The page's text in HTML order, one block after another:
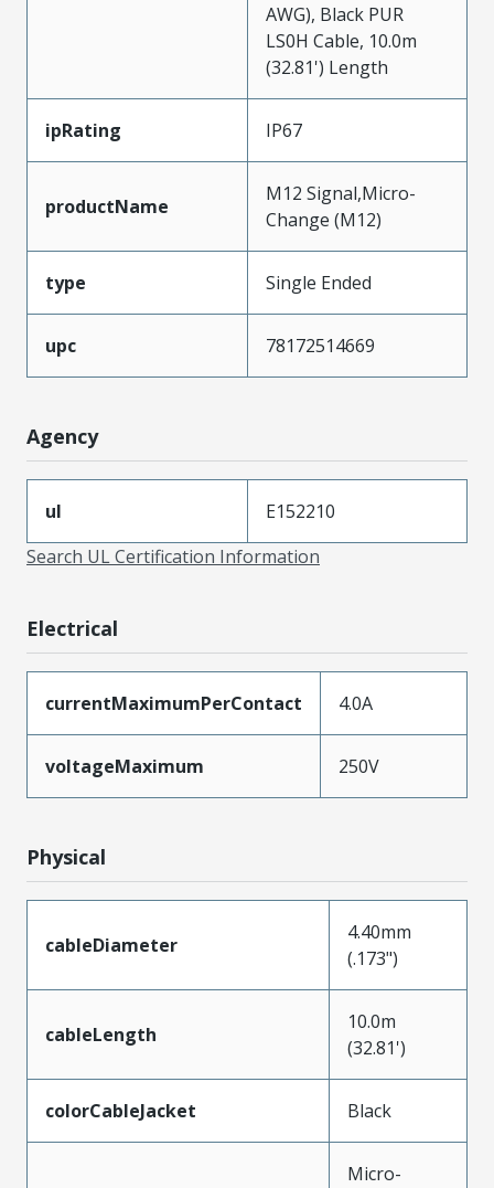
AWG), Black PUR
LS0H Cable, 10.0m
(32.81') Length
ipRating IP67
productName
M12 Signal,Micro-
Change (M12)
type Single Ended
upc 78172514669
Agency
ul
E152210
Search UL Certification Information
Electrical
currentMaximumPerContact 4.0A
voltageMaximum 250V
Physical
cableDiameter
4.40mm
(.173")
cableLength
10.0m
(32.81')
colorCableJacket Black
Micro-